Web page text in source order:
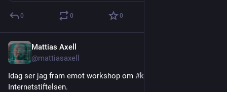
0 0 0
Mattias Axell
@mattiasaxell
Idag ser jag fram emot workshop om #klimatdata
Internetstiftelsen.